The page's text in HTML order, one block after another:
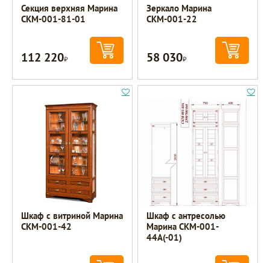
Секция верхняя Марина
СКМ-001-81-01
112 220Р
Зеркало Марина
СКМ-001-22
58 030Р
Шкаф с витриной Марина
СКМ-001-42
Шкаф с антресолью
Марина СКМ-001-
44А(-01)